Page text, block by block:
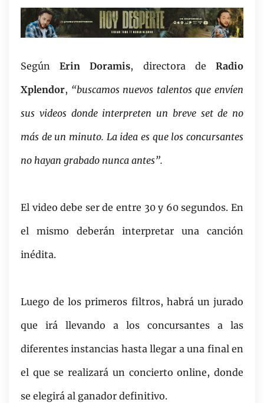
SegúnErin Doramis, directora deRadio
Xplendor, “buscamos nuevos talentos que envíen
sus videos donde interpreten un breve set de no
más de un minuto. La idea es que los concursantes
no hayan grabado nunca antes”.
El video debe ser de entre 30 y 60 segundos. En
el mismo deberán interpretar una canción
inédita.
Luego de los primeros filtros, habrá un jurado
que irá llevando a los concursantes a las
diferentes instancias hasta llegar a una final en
el que se realizará un concierto online, donde
se elegirá al ganador definitivo.